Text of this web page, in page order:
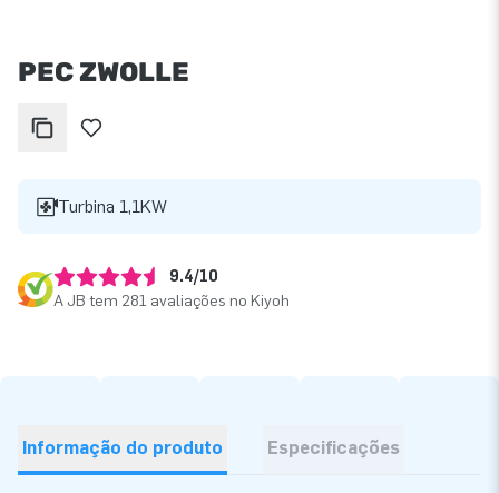
PEC ZWOLLE
Turbina 1,1KW
9.4/10
A JB tem 281 avaliações no Kiyoh
Informação do produto Especificações